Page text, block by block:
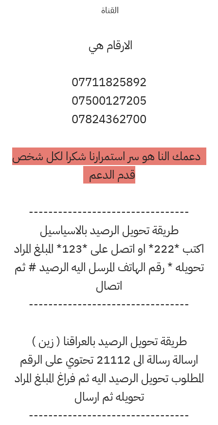
القناة
الارقام هي
07711825892
07500127205
07824362700
دعمك النا هو سر استمرارنا شكرا لكل شخص
قدم الدعم
---------------------------------
طريقة تحويل الرصيد بالاسياسيل
اكتب *222* او اتصل على *123* المبلغ المراد
تحويله * رقم الهاتف المرسل اليه الرصيد # ثم
اتصال
---------------------------------
طريقة تحويل الرصيد بالعراقنا ( زين )
ارسالة رسالة الى 21112 تحتوي على الرقم
المطلوب تحويل الرصيد اليه ثم فراغ المبلغ المراد
تحويله ثم ارسال
---------------------------------